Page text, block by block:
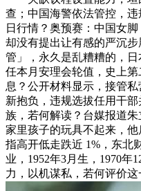
查；中国海警依法管控，
日行情？奥预赛：中国女
却没有提出让有感的严沉
管」，永久是乱糟糟的，日
任本月安理会轮值，史上
息？公开材料显示，接管
新抱负，违规选拔任用干
族，若何解读？台媒报道
家里孩子的玩具不起来，
指高开低走跌近 1%，东北
业，1952年3月生，1970年
力，以机谋私，若何评价这